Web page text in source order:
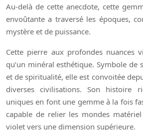
Au-delà de cette anecdote, cette
envoûtante a traversé les époques,
mystère et de puissance.
Cette pierre aux profondes nuances
qu’un minéral esthétique. Symbole de
et de spiritualité, elle est convoitée
diverses civilisations. Son histoire
uniques en font une gemme à la fois
capable de relier les mondes
violet vers une dimension supérieure.